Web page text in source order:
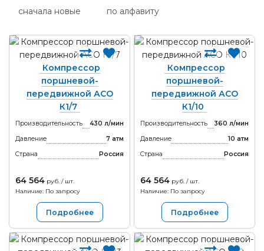
сначала новые
по алфавиту
Компрессор
поршневой-
передвижной АСО
К1/7
Производительность
430 л/мин
Давление
7 атм
Страна
Россия
64 564 руб. / шт.
Наличие: По запросу
Подробнее
Компрессор
поршневой-
передвижной АСО
К1/10
Производительность
360 л/мин
Давление
10 атм
Страна
Россия
64 564 руб. / шт.
Наличие: По запросу
Подробнее